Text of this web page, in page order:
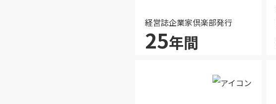
経営誌企業家倶楽部発行
25年間